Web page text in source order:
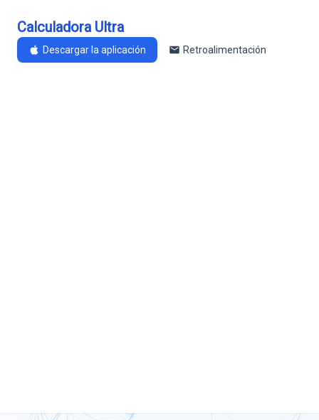
Calculadora Ultra
Descargar la aplicación Retroalimentación